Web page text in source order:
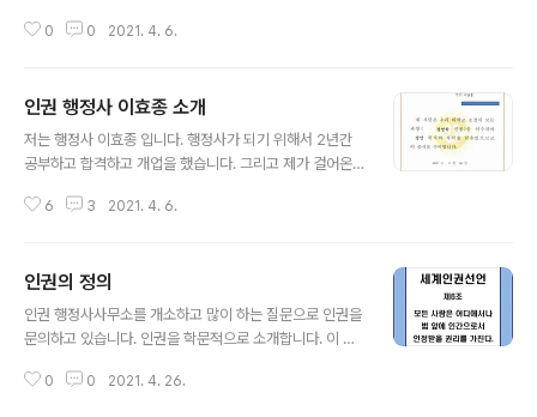
제2조 변호사는 당사자와 그 밖의 관계인의 위임이나 국가
청구에 관한 대리행위와 일반 법률 사무를 하는 것을 그 직
무로 한다. 공인회계사란? 공인회계사법 제2조(직무범위)
공인회계사는 타인의 위촉에 의하여 다음 각호의 직무를
입안 또는 법인설립등에 관한 회계 2. 세무대리 3. 제1호
0 0 2021. 4. 6.
인권 행정사 이효종 소개
저는 행정사 이효종 입니다. 행정사가 되기 위해서 2년간
공부하고 합격하고 개업을 했습니다. 그리고 제가 걸어온
국방송통신대학교 대학원 석사학위 취득 저는 제가 벌어서
리고 싶습니다.
6 3 2021. 4. 6.
인권의 정의
인권 행정사사무소를 개소하고 많이 하는 질문으로 인권을
문의하고 있습니다. 인권을 학문적으로 소개합니다. 이 내
과에서 수료한 인권기초이론 제1강에서 수강한 내용을 바
0 0 2021. 4. 26.